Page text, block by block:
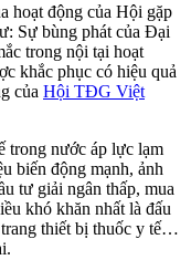
hoạt động của Hội gặp
Sự bùng phát của Đại
trong nội tại hoạt
khắc phục có hiệu quả
của Hội TĐG Việt
trong nước áp lực lạm
biến động mạnh, ảnh
tư giải ngân thấp, mua
khó khăn nhất là đấu
trang thiết bị thuốc y tế…